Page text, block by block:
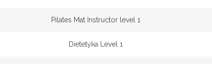
Pilates Mat Instructor level 1
Dietetyka Level 1